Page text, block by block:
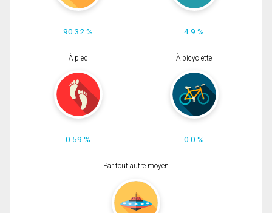
90.32 % 4.9 %
À pied
0.59 %
À bicyclette
0.0 %
Par tout autre moyen